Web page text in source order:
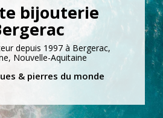
bijouterie
depuis 1997 à Bergerac,
Nouvelle-Aquitaine
& pierres du monde